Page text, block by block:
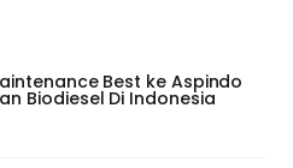
Best ke Aspindo
Biodiesel Di Indonesia